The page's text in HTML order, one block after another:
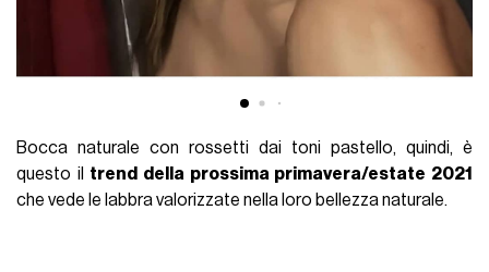
Bocca naturale con rossetti dai toni pastello, quindi, è
questo il trend della prossima primavera/estate 2021
che vede le labbra valorizzate nella loro bellezza naturale.